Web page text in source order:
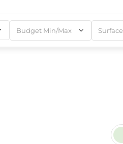
Budget Min/Max Surface